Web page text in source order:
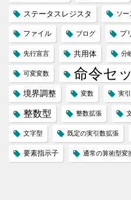
ステータスレジスタ ソー
ファイル ブログ プ
先行宣言 共用体 分
可変変数 命令セ
境界調整 変数 実
整数型 整数拡張
文字型 既定の実引数拡張
要素指示子 通常の算術型変